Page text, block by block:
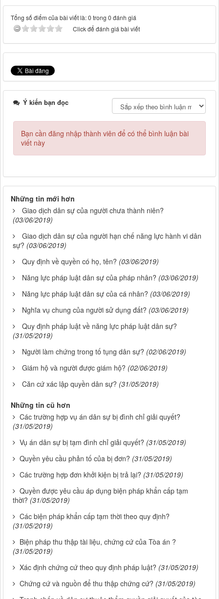
Tổng số điểm của bài viết là: 0 trong 0 đánh giá
Click để đánh giá bài viết
Ý kiến bạn đọc
Bạn cần đăng nhập thành viên để có thể bình luận bài
viết này
Những tin mới hơn
Giao dịch dân sự của người chưa thành niên?
(03/06/2019)
Giao dịch dân sự của người hạn chế năng lực hành vi dân
sự? (03/06/2019)
Quy định về quyền có họ, tên? (03/06/2019)
Năng lực pháp luật dân sự của pháp nhân? (03/06/2019)
Năng lực pháp luật dân sự của cá nhân? (03/06/2019)
Nghĩa vụ chung của người sử dụng đất? (03/06/2019)
Quy định pháp luật về năng lực pháp luật dân sự?
(31/05/2019)
Người làm chứng trong tố tụng dân sự? (02/06/2019)
Giám hộ và người được giám hộ? (02/06/2019)
Căn cứ xác lập quyền dân sự? (31/05/2019)
Những tin cũ hơn
Các trường hợp vụ án dân sự bị đình chỉ giải quyết?
(31/05/2019)
Vụ án dân sự bị tạm đình chỉ giải quyết? (31/05/2019)
Quyền yêu cầu phản tố của bị đơn? (31/05/2019)
Các trường hợp đơn khởi kiện bị trả lại? (31/05/2019)
Quyền được yêu cầu áp dụng biện pháp khẩn cấp tạm
thời? (31/05/2019)
Các biện pháp khẩn cấp tạm thời theo quy định?
(31/05/2019)
Biện pháp thu thập tài liệu, chứng cứ của Tòa án ?
(31/05/2019)
Xác định chứng cứ theo quy định pháp luật? (31/05/2019)
Chứng cứ và nguồn để thu thập chứng cứ? (31/05/2019)